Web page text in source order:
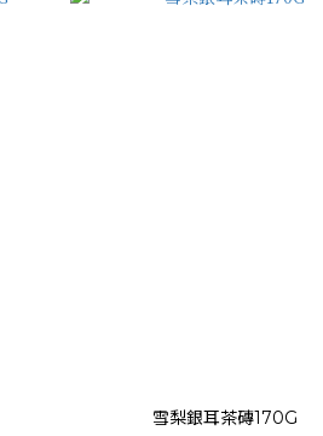
雪梨銀耳茶磚170G